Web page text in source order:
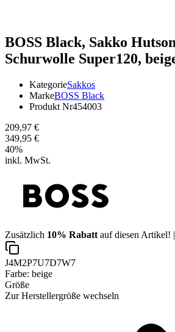
BOSS Black, Sakko
Schurwolle Super120,
KategorieSakkos
MarkeBOSS Black
Produkt Nr454003
209,97 €
349,95 €
40%
inkl. MwSt.
Zusätzlich 10% Rabatt auf diesen Artikel! |
J4M2P7U7D7W7
Farbe: beige
Größe
Zur Herstellergröße wechseln